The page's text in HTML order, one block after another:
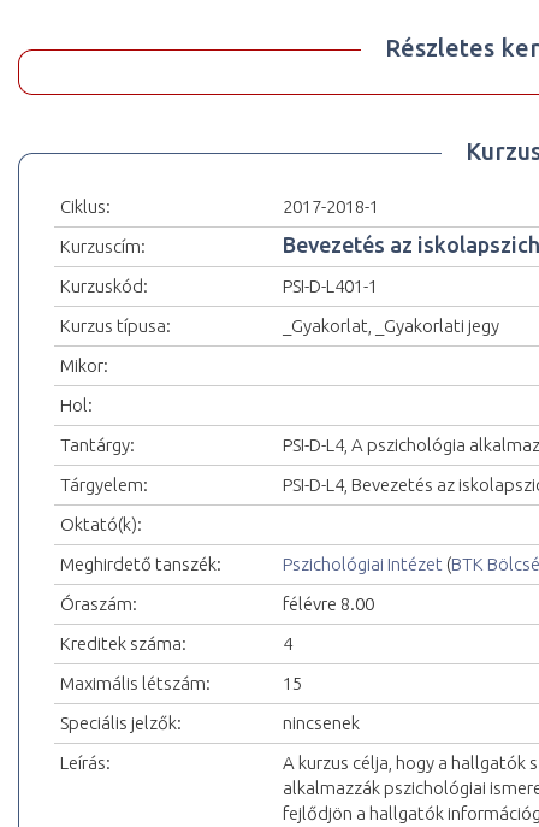
Részletes
Ciklus:
2017-2018-1
Kurzuscím:
Bevezetés az
Kurzuskód:
PSI-D-L401-1
Kurzus típusa:
_Gyakorlat, _Gyakorlati jegy
Mikor:
Hol:
Tantárgy:
PSI-D-L4, A pszichológia
Tárgyelem:
PSI-D-L4, Bevezetés az
Oktató(k):
Meghirdető tanszék:
Pszichológiai Intézet (BTK
Óraszám:
félévre 8.00
Kreditek száma:
4
Maximális létszám:
15
Speciális jelzők:
nincsenek
Leírás:
A kurzus célja, hogy a hallgatók
alkalmazzák pszichológiai
fejlődjön a hallgatók